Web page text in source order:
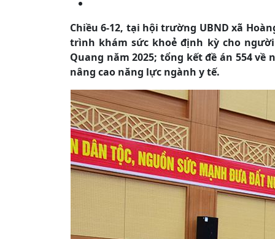
Chiều 6-12, tại hội trường UBND xã
trình khám sức khoẻ định kỳ cho
Quang năm 2025; tổng kết đề án 554 về
nâng cao năng lực ngành y tế.